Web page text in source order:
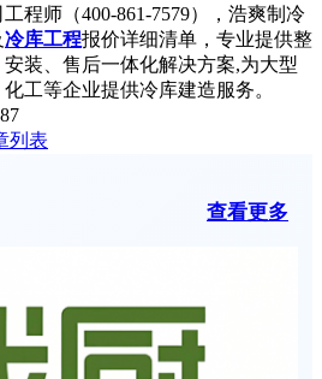
程师（400-861-7579），浩爽制冷
冷库工程报价详细清单，专业提供整
装、售后一体化解决方案,为大型
工等企业提供冷库建造服务。
列表
查看更多